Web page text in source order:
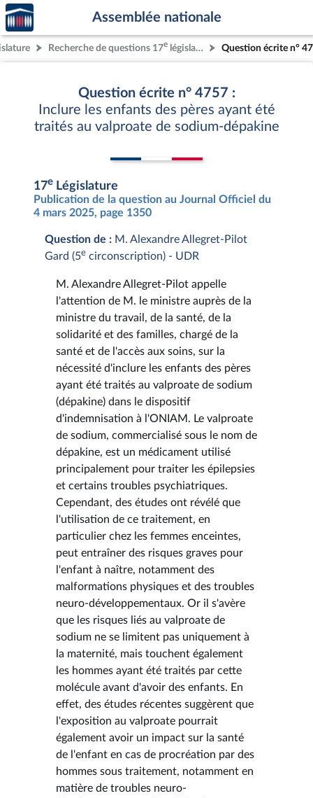
Aller au contenu
Aller en bas de la page
Accèder
à la
page
d'accueil
Assemblée nationale
Recherche de questions 17e législature Question écrite n°
Question écrite n° 4757 :
Inclure les enfants des pères ayant été
traités au valproate de sodium-dépakine
17e Législature
Publication de la question au Journal Officiel du
4 mars 2025, page 1350
Question de : M. Alexandre Allegret-Pilot
Gard (5e circonscription) - UDR
M. Alexandre Allegret-Pilot appelle
l'attention de M. le ministre auprès de la
ministre du travail, de la santé, de la
solidarité et des familles, chargé de la
santé et de l'accès aux soins, sur la
nécessité d'inclure les enfants des pères
ayant été traités au valproate de sodium
(dépakine) dans le dispositif
d'indemnisation à l'ONIAM. Le valproate
de sodium, commercialisé sous le nom de
dépakine, est un médicament utilisé
principalement pour traiter les épilepsies
et certains troubles psychiatriques.
Cependant, des études ont révélé que
l'utilisation de ce traitement, en
particulier chez les femmes enceintes,
peut entraîner des risques graves pour
l'enfant à naître, notamment des
malformations physiques et des troubles
neuro-développementaux. Or il s'avère
que les risques liés au valproate de
sodium ne se limitent pas uniquement à
la maternité, mais touchent également
les hommes ayant été traités par cette
molécule avant d'avoir des enfants. En
effet, des études récentes suggèrent que
l'exposition au valproate pourrait
également avoir un impact sur la santé
de l'enfant en cas de procréation par des
hommes sous traitement, notamment en
matière de troubles neuro-